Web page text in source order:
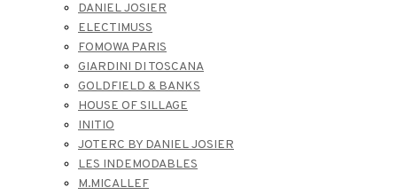
DANIEL JOSIER
ELECTIMUSS
FOMOWA PARIS
GIARDINI DI TOSCANA
GOLDFIELD & BANKS
HOUSE OF SILLAGE
INITIO
JOTERC BY DANIEL JOSIER
LES INDEMODABLES
M.MICALLEF